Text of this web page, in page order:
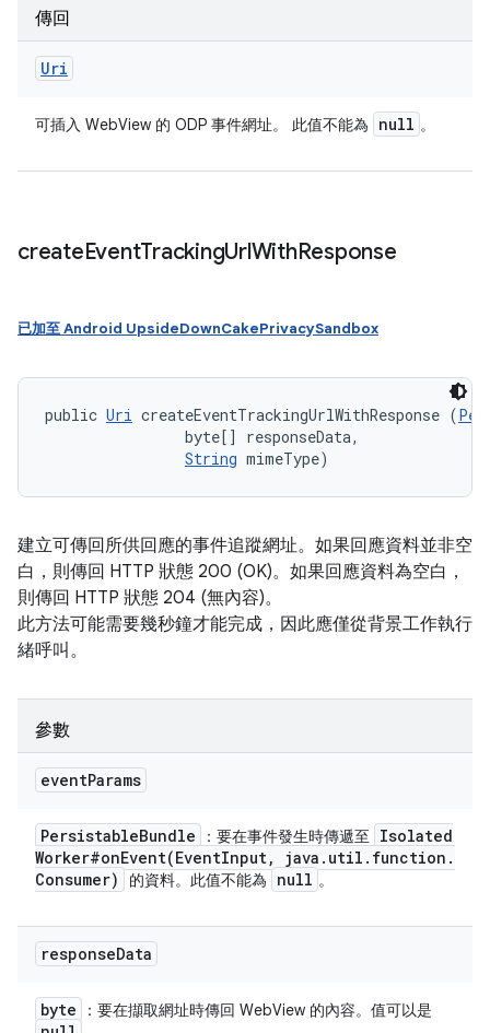
傳回
Uri
可插入 WebView 的 ODP 事件網址。 此值不能為 null 。
createEventTrackingUrlWithResponse
已加至 Android UpsideDownCakePrivacySandbox
public Uri createEventTrackingUrlWithResponse (
                byte[] responseData,
String mimeType)
建立可傳回所供回應的事件追蹤網址。如果回應資料並非空
白，則傳回 HTTP 狀態 200 (OK)。如果回應資料為空白，
則傳回 HTTP 狀態 204 (無內容)。
此方法可能需要幾秒鐘才能完成，因此應僅從背景工作執行
緒呼叫。
參數
eventParams
PersistableBundle ：要在事件發生時傳遞至
Isolated
Worker#onEvent(EventInput, java . util . function .
Consumer)
的資料。此值不能為 null 。
responseData
byte ：要在擷取網址時傳回 WebView 的內容。值可以是